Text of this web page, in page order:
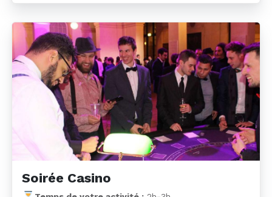
Soirée Casino